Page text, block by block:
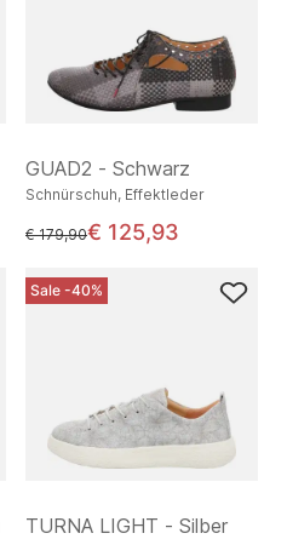
GUAD2 - Schwarz
Schnürschuh, Effektleder
statt
€ 179,90€ 125,93
Sale -40%
TURNA LIGHT - Silber